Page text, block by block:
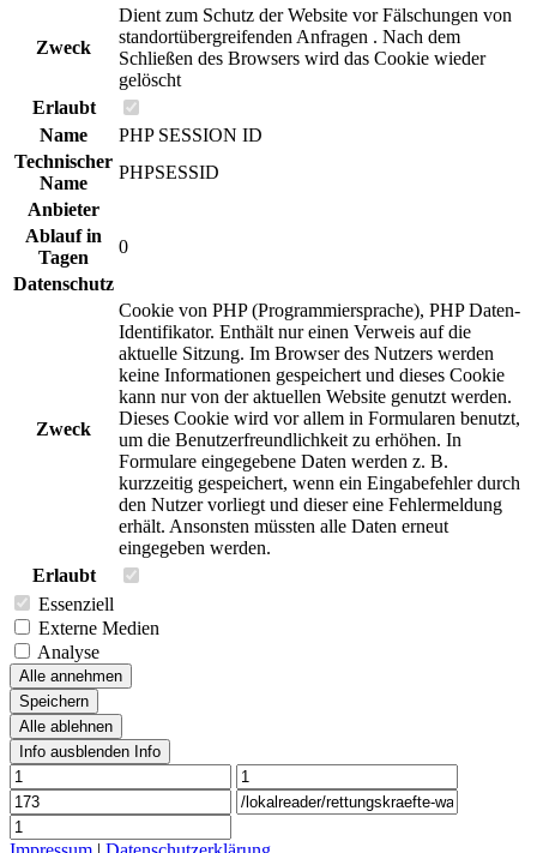
Zweck
Dient zum Schutz der Website vor Fälschungen von
standortübergreifenden Anfragen . Nach dem
Schließen des Browsers wird das Cookie wieder
gelöscht
Erlaubt
Name
PHP SESSION ID
Technischer
Name
PHPSESSID
Anbieter
Ablauf in
Tagen
0
Datenschutz
Zweck
Cookie von PHP (Programmiersprache), PHP Daten-
Identifikator. Enthält nur einen Verweis auf die
aktuelle Sitzung. Im Browser des Nutzers werden
keine Informationen gespeichert und dieses Cookie
kann nur von der aktuellen Website genutzt werden.
Dieses Cookie wird vor allem in Formularen benutzt,
um die Benutzerfreundlichkeit zu erhöhen. In
Formulare eingegebene Daten werden z. B.
kurzzeitig gespeichert, wenn ein Eingabefehler durch
den Nutzer vorliegt und dieser eine Fehlermeldung
erhält. Ansonsten müssten alle Daten erneut
eingegeben werden.
Erlaubt
Essenziell
Externe Medien
Analyse
Alle annehmen
Speichern
Alle ablehnen
Info ausblenden Info